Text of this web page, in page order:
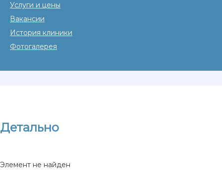
Детально
Элемент не найден
Услуги и цены
Вакансии
История клиники
Фотогалерея